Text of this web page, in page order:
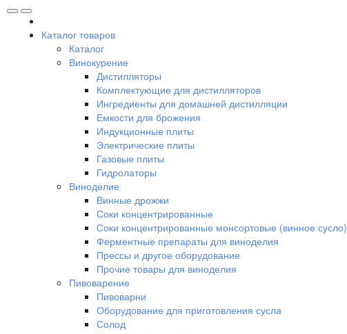
Каталог товаров
Каталог
Винокурение
Дистилляторы
Комплектующие для дистилляторов
Ингредиенты для домашней дистилляции
Емкости для брожения
Индукционные плиты
Электрические плиты
Газовые плиты
Гидролаторы
Виноделие
Винные дрожжи
Соки концентрированные
Соки концентрированные монсортовые (винное сусло)
Ферментные препараты для виноделия
Прессы и другое оборудование
Прочие товары для виноделия
Пивоварение
Пивоварни
Оборудование для приготовления сусла
Солод